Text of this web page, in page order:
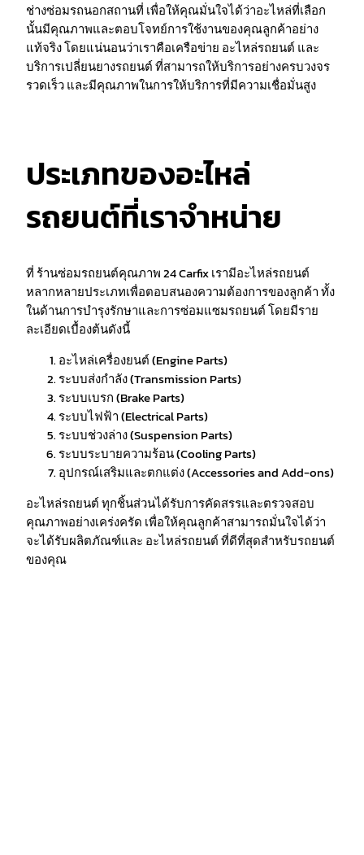
ช่างซ่อมรถนอกสถานที่ เพื่อให้คุณมั่นใจได้ว่าอะไหล่ที่เลือก
นั้นมีคุณภาพและตอบโจทย์การใช้งานของคุณลูกค้าอย่าง
แท้จริง โดยแน่นอนว่าเราคือเครือข่าย อะไหล่รถยนต์ และ
บริการเปลี่ยนยางรถยนต์ ที่สามารถให้บริการอย่างครบวงจร
รวดเร็ว และมีคุณภาพในการให้บริการที่มีความเชื่อมั่นสูง
ประเภทของอะไหล่
รถยนต์ที่เราจำหน่าย
ที่ ร้านซ่อมรถยนต์คุณภาพ 24 Carfix เรามีอะไหล่รถยนต์
หลากหลายประเภทเพื่อตอบสนองความต้องการของลูกค้า ทั้ง
ในด้านการบำรุงรักษาและการซ่อมแซมรถยนต์ โดยมีราย
ละเอียดเบื้องต้นดังนี้
อะไหล่เครื่องยนต์ (Engine Parts)
ระบบส่งกำลัง (Transmission Parts)
ระบบเบรก (Brake Parts)
ระบบไฟฟ้า (Electrical Parts)
ระบบช่วงล่าง (Suspension Parts)
ระบบระบายความร้อน (Cooling Parts)
อุปกรณ์เสริมและตกแต่ง (Accessories and Add-ons)
อะไหล่รถยนต์ ทุกชิ้นส่วนได้รับการคัดสรรและตรวจสอบ
คุณภาพอย่างเคร่งครัด เพื่อให้คุณลูกค้าสามารถมั่นใจได้ว่า
จะได้รับผลิตภัณฑ์และ อะไหล่รถยนต์ ที่ดีที่สุดสำหรับรถยนต์
ของคุณ